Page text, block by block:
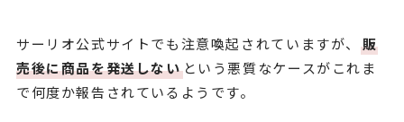
サーリオ公式サイトでも注意喚起されていますが、販
売後に商品を発送しないという悪質なケースがこれま
で何度か報告されているようです。